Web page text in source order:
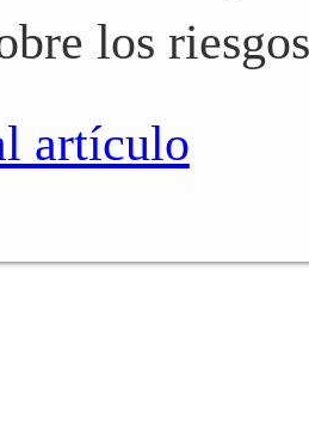
los
artículo